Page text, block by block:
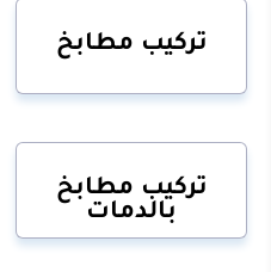
تركيب مطابخ
تركيب مطابخ
بالدمات